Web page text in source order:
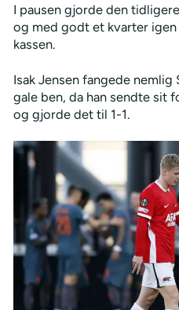
I pausen gjorde den
og med godt et kvarter
kassen.
Isak Jensen fangede
gale ben, da han sendte sit
og gjorde det til 1-1.